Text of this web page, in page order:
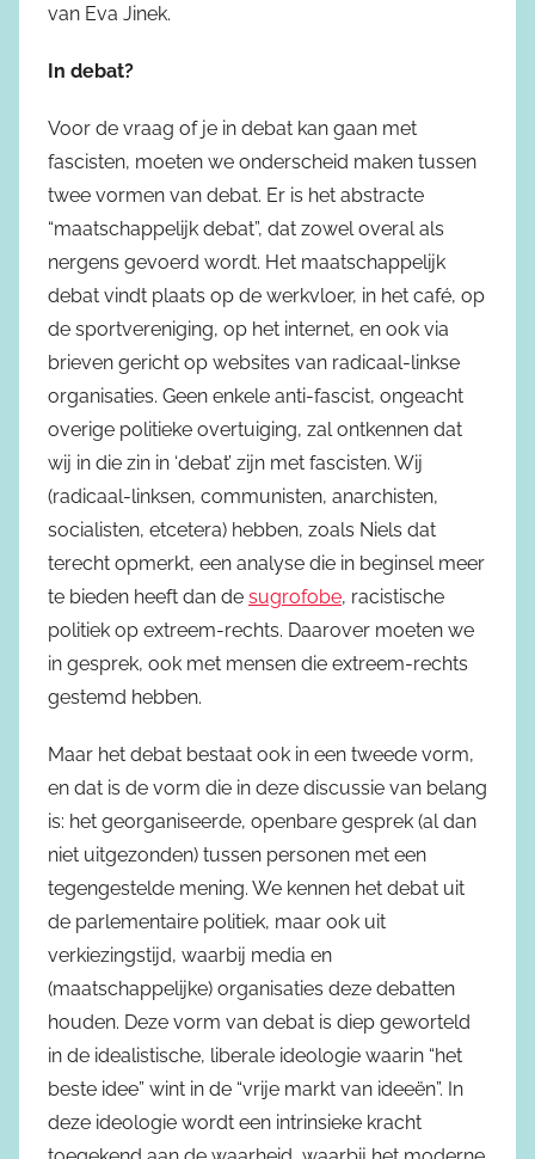
van Eva Jinek.
In debat?
Voor de vraag of je in debat kan gaan met
fascisten, moeten we onderscheid maken tussen
twee vormen van debat. Er is het abstracte
“maatschappelijk debat”, dat zowel overal als
nergens gevoerd wordt. Het maatschappelijk
debat vindt plaats op de werkvloer, in het café, op
de sportvereniging, op het internet, en ook via
brieven gericht op websites van radicaal-linkse
organisaties. Geen enkele anti-fascist, ongeacht
overige politieke overtuiging, zal ontkennen dat
wij in die zin in ‘debat’ zijn met fascisten. Wij
(radicaal-linksen, communisten, anarchisten,
socialisten, etcetera) hebben, zoals Niels dat
terecht opmerkt, een analyse die in beginsel meer
te bieden heeft dan de sugrofobe, racistische
politiek op extreem-rechts. Daarover moeten we
in gesprek, ook met mensen die extreem-rechts
gestemd hebben.
Maar het debat bestaat ook in een tweede vorm,
en dat is de vorm die in deze discussie van belang
is: het georganiseerde, openbare gesprek (al dan
niet uitgezonden) tussen personen met een
tegengestelde mening. We kennen het debat uit
de parlementaire politiek, maar ook uit
verkiezingstijd, waarbij media en
(maatschappelijke) organisaties deze debatten
houden. Deze vorm van debat is diep geworteld
in de idealistische, liberale ideologie waarin “het
beste idee” wint in de “vrije markt van ideeën”. In
deze ideologie wordt een intrinsieke kracht